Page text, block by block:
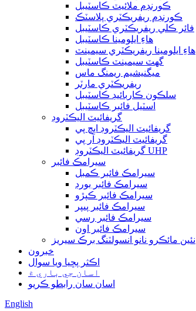
ڪورنڊم ملائيٽ ڪاسٽيبل
ڪورنڊم ريفريڪٽري پلاسٽڪ
فائر ڪلي ريفريڪٽري ڪاسٽيبل
هاءِ ايلومينا ڪاسٽيبل
هاءِ ايلومينا ريفريڪٽري سيمينٽ
گھٽ سيمينٽ ڪاسٽيبل
ميگنيشيم ريمنگ ماس
ريفريڪٽري مارٽر
سلڪون ڪاربائيڊ ڪاسٽيبل
اسٽيل فائبر ڪاسٽيبل
گريفائيٽ اليڪٽروڊ
گريفائيٽ اليڪٽروڊ ايڇ پي
گريفائيٽ اليڪٽروڊ آر پي
گريفائيٽ اليڪٽروڊ UHP
سيرامڪ فائبر
سيرامڪ فائبر ڪمبل
سيرامڪ فائبر بورڊ
سيرامڪ فائبر ڪپڙو
سيرامڪ فائبر پيپر
سيرامڪ فائبر رسي
سيرامڪ فائبر اون
نئين مائڪرو نانو انسولٽنگ برڪ سيريز
خبرون
اڪثر پڇيا ويا سوال
اسان جي باري ۾
اسان سان رابطو ڪريو
English